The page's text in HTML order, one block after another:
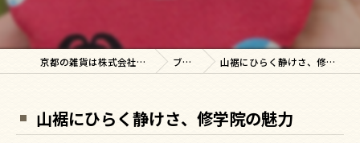
京都の雑貨は株式会社かたおか ブログ 山裾にひらく静けさ、修学院の魅力
山裾にひらく静けさ、修学院の魅力